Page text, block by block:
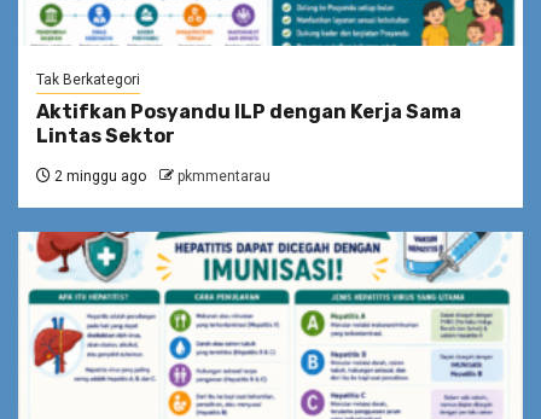
Tak Berkategori
Aktifkan Posyandu ILP dengan Kerja Sama
Lintas Sektor
2 minggu ago pkmmentarau